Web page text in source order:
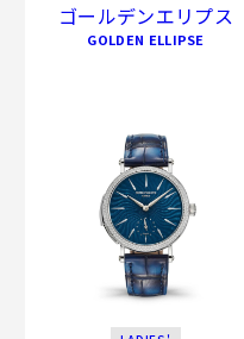
ゴールデンエリプス
GOLDEN ELLIPSE